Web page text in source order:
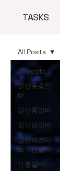
TASKS
All Posts
일산유흥알
바
일산룸알바
일산밤알바
일산비즈니
스주점알바
유흥알바
All Posts